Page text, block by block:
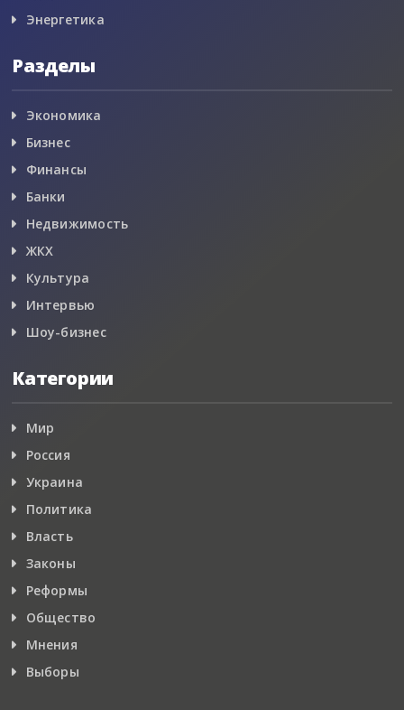
Энергетика
Разделы
Экономика
Бизнес
Финансы
Банки
Недвижимость
ЖКХ
Культура
Интервью
Шоу-бизнес
Категории
Мир
Россия
Украина
Политика
Власть
Законы
Реформы
Общество
Мнения
Выборы